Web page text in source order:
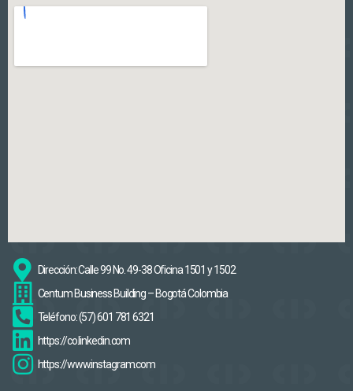
Dirección: Calle 99 No. 49-38 Oficina 1501 y 1502
Centum Business Building – Bogotá Colombia
Teléfono: (57) 601 781 6321
https://co.linkedin.com
https://www.instagram.com